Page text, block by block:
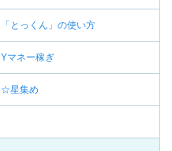
「とっくん」の使い方
Yマネー稼ぎ
☆星集め